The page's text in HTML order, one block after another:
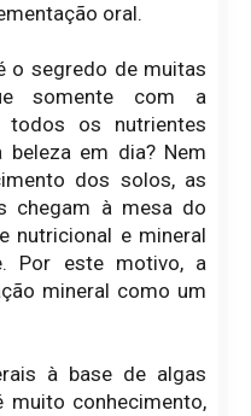
oral.
o segredo de muitas
somente com a
todos os nutrientes
beleza em dia? Nem
dos solos, as
chegam à mesa do
nutricional e mineral
Por este motivo, a
mineral como um
à base de algas
muito conhecimento,